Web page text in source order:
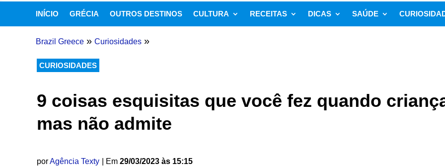
INÍCIO GRÉCIA OUTROS DESTINOS CULTURA RECEITAS DICAS SAÚDE
Brazil Greece » Curiosidades »
CURIOSIDADES
9 coisas esquisitas que você fez quando
mas não admite
porAgência Texty | Em 29/03/2023 às 15:15